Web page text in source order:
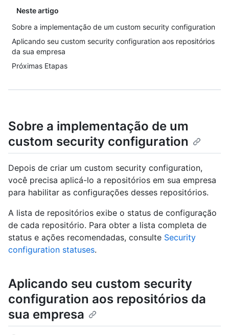
Neste artigo
Sobre a implementação de um custom security configuration
Aplicando seu custom security configuration aos repositórios
da sua empresa
Próximas Etapas
Sobre a implementação de um
custom security configuration
Depois de criar um custom security configuration,
você precisa aplicá-lo a repositórios em sua empresa
para habilitar as configurações desses repositórios.
A lista de repositórios exibe o status de configuração
de cada repositório. Para obter a lista completa de
status e ações recomendadas, consulte Security
configuration statuses.
Aplicando seu custom security
configuration aos repositórios da
sua empresa